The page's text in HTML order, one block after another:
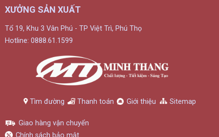
XƯỞNG SẢN XUẤT
Tổ 19, Khu 3 Vân Phú - TP Việt Trì, Phú Thọ
Hotline: 0888.61.1599
Tìm đường Thanh toán Giới thiệu Sitemap
Giao hàng vận chuyển